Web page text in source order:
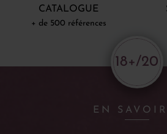
CATALOGUE
+ de 500 références
18+/20
EN